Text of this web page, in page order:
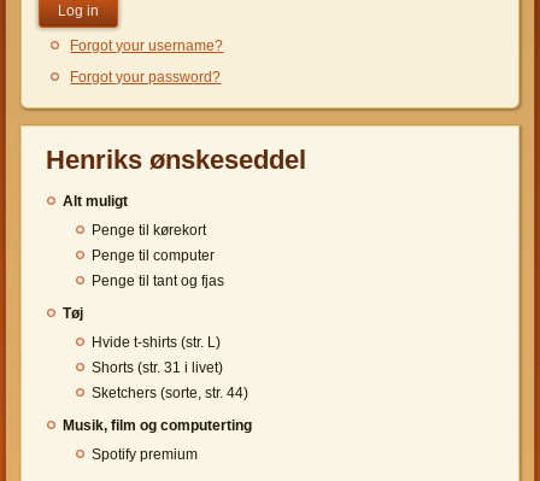
Log in
Forgot your username?
Forgot your password?
Henriks ønskeseddel
Alt muligt
Penge til kørekort
Penge til computer
Penge til tant og fjas
Tøj
Hvide t-shirts (str. L)
Shorts (str. 31 i livet)
Sketchers (sorte, str. 44)
Musik, film og computerting
Spotify premium